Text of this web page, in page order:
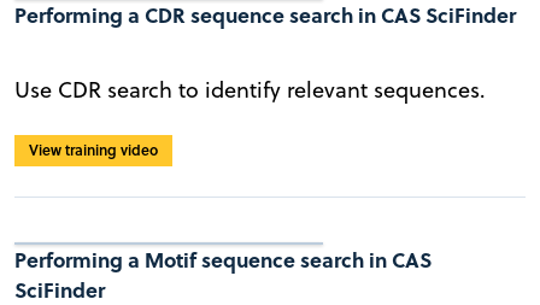
Performing a CDR sequence search in CAS SciFinder
Use CDR search to identify relevant sequences.
View training video
Performing a Motif sequence search in CAS
SciFinder